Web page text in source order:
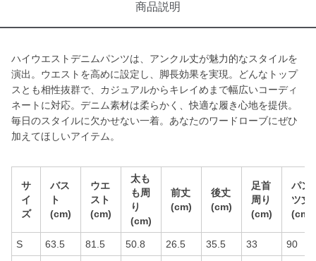
商品説明
ハイウエストデニムパンツは、アンクル丈が魅力的なスタイルを
演出。ウエストを高めに設定し、脚長効果を実現。どんなトップ
スとも相性抜群で、カジュアルからキレイめまで幅広いコーディ
ネートに対応。デニム素材は柔らかく、快適な履き心地を提供。
毎日のスタイルに欠かせない一着。あなたのワードローブにぜひ
加えてほしいアイテム。
サ
イ
ズ
バス
ト
(cm)
ウエ
スト
(cm)
太も
も周
り
(cm)
前丈
(cm)
後丈
(cm)
足首
周り
(cm)
パン
ツ丈
(cm)
S 63.5 81.5 50.8 26.5 35.5 33 90